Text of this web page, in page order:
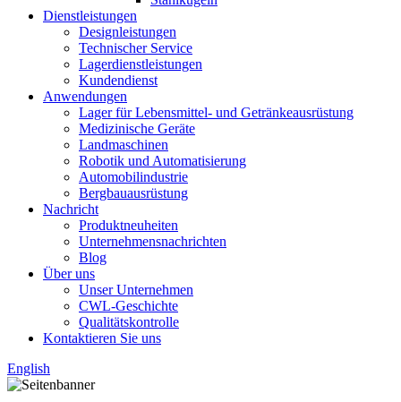
Dienstleistungen
Designleistungen
Technischer Service
Lagerdienstleistungen
Kundendienst
Anwendungen
Lager für Lebensmittel- und Getränkeausrüstung
Medizinische Geräte
Landmaschinen
Robotik und Automatisierung
Automobilindustrie
Bergbauausrüstung
Nachricht
Produktneuheiten
Unternehmensnachrichten
Blog
Über uns
Unser Unternehmen
CWL-Geschichte
Qualitätskontrolle
Kontaktieren Sie uns
English